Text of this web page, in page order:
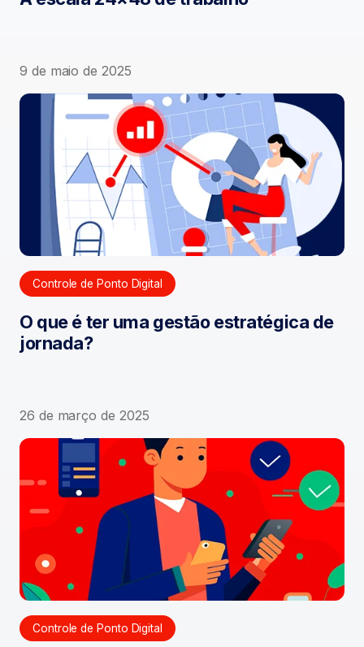
9 de maio de 2025
Controle de Ponto Digital
O que é ter uma gestão estratégica de
jornada?
26 de março de 2025
Controle de Ponto Digital